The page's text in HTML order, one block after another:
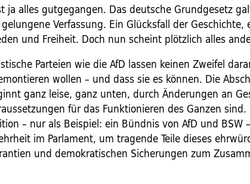
ja alles gutgegangen. Das deutsche Grundgesetz
Verfassung. Ein Glücksfall der Geschichte,
und Freiheit. Doch nun scheint plötzlich alles
Parteien wie die AfD lassen keinen Zweifel
wollen – und dass sie es können. Die
ganz leise, ganz unten, durch Änderungen an
für das Funktionieren des Ganzen sind.
– nur als Beispiel: ein Bündnis von AfD und BSW
im Parlament, um tragende Teile dieses
und demokratischen Sicherungen zum